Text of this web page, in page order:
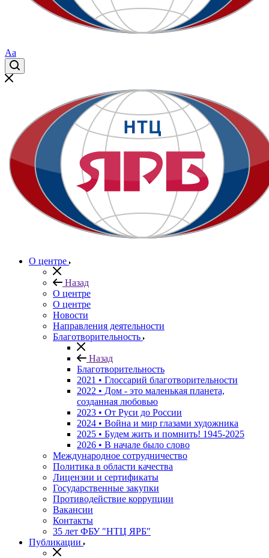
Aa
О центре
Назад
О центре
О центре
Новости
Направления деятельности
Благотворительность
Назад
Благотворительность
2021 • Глоссарий благотворительности
2022 • Дом - это маленькая планета,
созданная любовью
2023 • От Руси до России
2024 • Война и мир глазами художника
2025 • Будем жить и помнить! 1945-2025
2026 • В начале было слово
Международное сотрудничество
Политика в области качества
Лицензии и сертификаты
Государственные закупки
Противодействие коррупции
Вакансии
Контакты
35 лет ФБУ "НТЦ ЯРБ"
Публикации